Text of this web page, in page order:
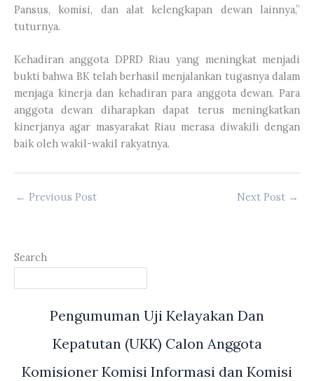
Pansus, komisi, dan alat kelengkapan dewan lainnya,”
tuturnya.
Kehadiran anggota DPRD Riau yang meningkat menjadi
bukti bahwa BK telah berhasil menjalankan tugasnya dalam
menjaga kinerja dan kehadiran para anggota dewan. Para
anggota dewan diharapkan dapat terus meningkatkan
kinerjanya agar masyarakat Riau merasa diwakili dengan
baik oleh wakil-wakil rakyatnya.
← Previous Post Next Post →
Search
Pengumuman Uji Kelayakan Dan
Kepatutan (UKK) Calon Anggota
Komisioner Komisi Informasi dan Komisi